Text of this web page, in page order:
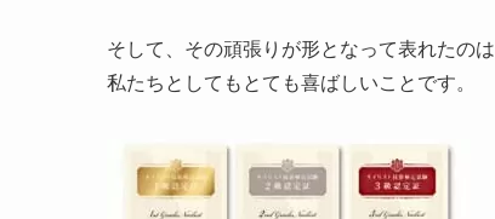
そして、その頑張りが形となって表れたのは
私たちとしてもとても喜ばしいことです。